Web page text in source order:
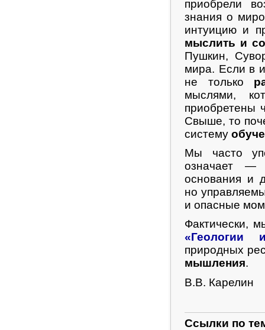
приобрели
знания о
интуицию и
мыслить и
Пушкин,
мира. Если в
не только
мыслями,
приобретены
Свыше, то
систему
Мы часто
означает —
основания и
но
и опасные
Фактически,
«Геологии
природных
мышления.
В.В. Карелин
Ссылки по